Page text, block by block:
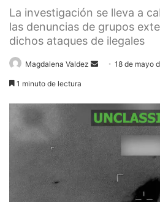
La investigación se lleva a
las denuncias de grupos
dichos ataques de ilegales
Magdalena Valdez
Send18 de mayo
1 minuto de lectura